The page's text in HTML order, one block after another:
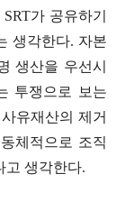
SRT가 공유하기
생각한다. 자본
생산을 우선시
투쟁으로 보는
유재산의 제거
체적으로 조직
고 생각한다.